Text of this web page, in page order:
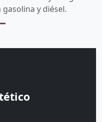
y diésel.